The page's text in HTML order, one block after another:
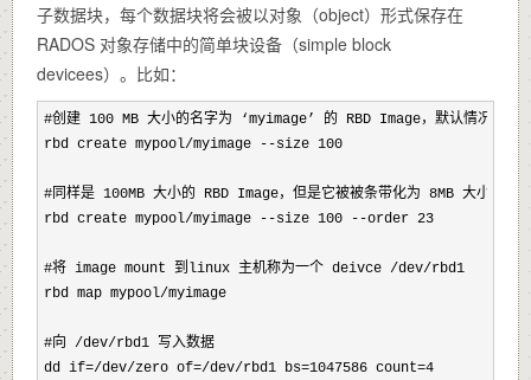
子数据块，每个数据块将会被以对象（object）形式保存在
RADOS 对象存储中的简单块设备（simple block
devicees）。比如：
#创建 100 MB 大小的名字为 ‘myimage’ 的 RBD Image，默认情况下，
rbd create mypool/myimage --size 100
#同样是 100MB 大小的 RBD Image，但是它被被条带化为 8MB 大小的13
rbd create mypool/myimage --size 100 --order 23
#将 image mount 到linux 主机称为一个 deivce /dev/rbd1
rbd map mypool/myimage
#向 /dev/rbd1 写入数据
dd if=/dev/zero of=/dev/rbd1 bs=1047586 count=4